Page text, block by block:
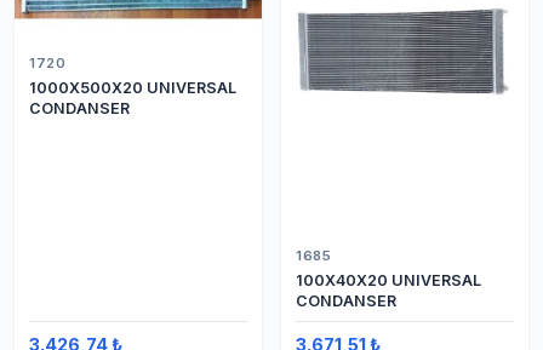
1720
1000X500X20 UNIVERSAL
CONDANSER
3.426,74 ₺
1685
100X40X20 UNIVERSAL
CONDANSER
3.671,51 ₺